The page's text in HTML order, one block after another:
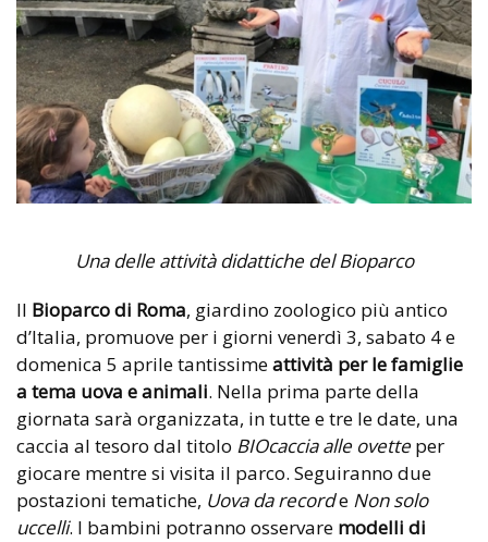
Una delle attività didattiche del Bioparco
Il Bioparco di Roma, giardino zoologico più antico
d’Italia, promuove per i giorni venerdì 3, sabato 4 e
domenica 5 aprile tantissimeattività per le famiglie
a tema uova e animali. Nella prima parte della
giornata sarà organizzata, in tutte e tre le date, una
caccia al tesoro dal titolo BIOcaccia alle ovette per
giocare mentre si visita il parco. Seguiranno due
postazioni tematiche, Uova da recorde Non solo
uccelli. I bambini potranno osservare modelli di